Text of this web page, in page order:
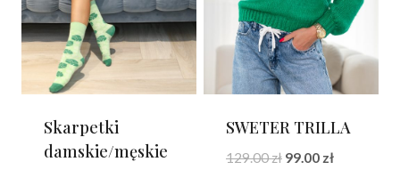
Skarpetki
damskie/męskie
SWETER TRILLA
129.00zł Pierwotna
99.00 złAktualna